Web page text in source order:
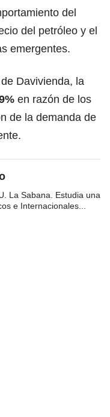
del
del petróleo y el
emergentes.
Davivienda, la
en razón de los
de la demanda de
La Sabana. Estudia una
e Internacionales